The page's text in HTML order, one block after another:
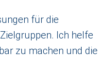
für die
Ich helfe
zu machen und die